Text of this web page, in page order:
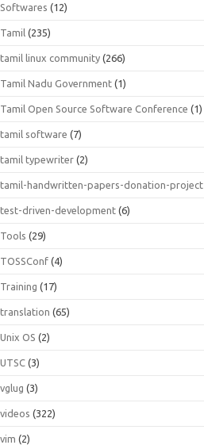
Softwares (12)
Tamil (235)
tamil linux community (266)
Tamil Nadu Government (1)
Tamil Open Source Software Conference (1)
tamil software (7)
tamil typewriter (2)
tamil-handwritten-papers-donation-project
test-driven-development (6)
Tools (29)
TOSSConf (4)
Training (17)
translation (65)
Unix OS (2)
UTSC (3)
vglug (3)
videos (322)
vim (2)